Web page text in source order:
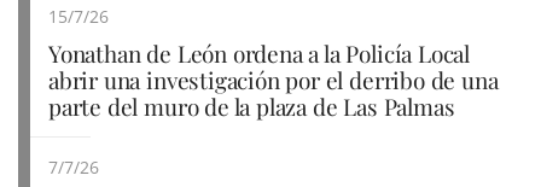
15/7/26
Yonathan de León ordena a la Policía Local
abrir una investigación por el derribo de una
parte del muro de la plaza de Las Palmas
7/7/26